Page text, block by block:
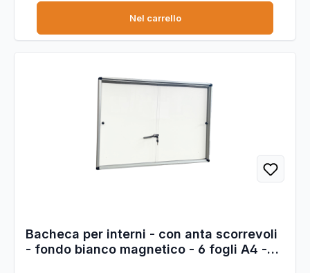
Nel carrello
Bacheca per interni - con anta scorrevoli
- fondo bianco magnetico - 6 fogli A4 -